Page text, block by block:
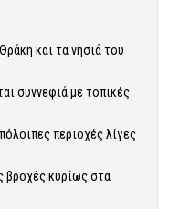
και τα νησιά του
συννεφιά με τοπικές
περιοχές λίγες
βροχές κυρίως στα